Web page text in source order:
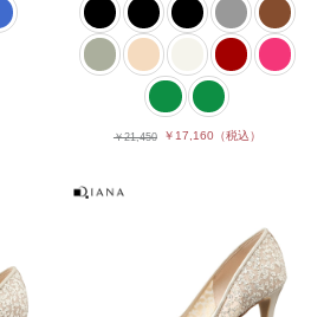
￥21,450 ￥17,160（税込）